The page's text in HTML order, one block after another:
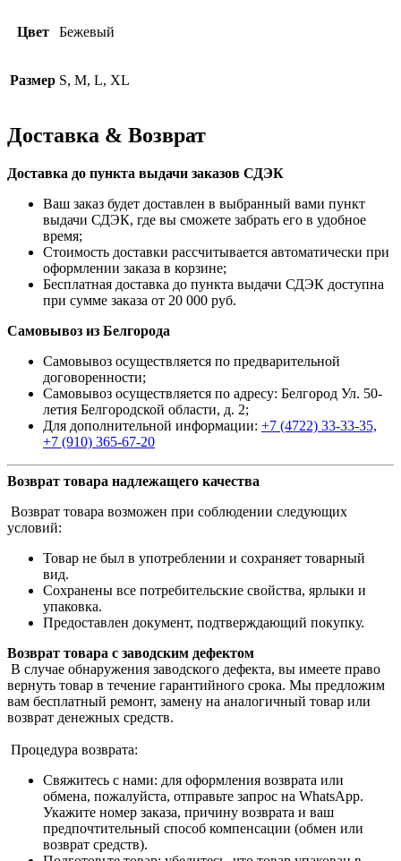
Цвет Бежевый
Размер S, M, L, XL
Доставка & Возврат
Доставка до пункта выдачи заказов СДЭК
Ваш заказ будет доставлен в выбранный вами пункт
выдачи СДЭК, где вы сможете забрать его в удобное
время;
Стоимость доставки рассчитывается автоматически при
оформлении заказа в корзине;
Бесплатная доставка до пункта выдачи СДЭК доступна
при сумме заказа от 20 000 руб.
Самовывоз из Белгорода
Самовывоз осуществляется по предварительной
договоренности;
Самовывоз осуществляется по адресу: Белгород Ул. 50-
летия Белгородской области, д. 2;
Для дополнительной информации: +7 (4722) 33-33-35,
+7 (910) 365-67-20
Возврат товара надлежащего качества
Возврат товара возможен при соблюдении следующих
условий:
Товар не был в употреблении и сохраняет товарный
вид.
Сохранены все потребительские свойства, ярлыки и
упаковка.
Предоставлен документ, подтверждающий покупку.
Возврат товара с заводским дефектом
В случае обнаружения заводского дефекта, вы имеете право
вернуть товар в течение гарантийного срока. Мы предложим
вам бесплатный ремонт, замену на аналогичный товар или
возврат денежных средств.
Процедура возврата:
Свяжитесь с нами: для оформления возврата или
обмена, пожалуйста, отправьте запрос на WhatsApp.
Укажите номер заказа, причину возврата и ваш
предпочтительный способ компенсации (обмен или
возврат средств).